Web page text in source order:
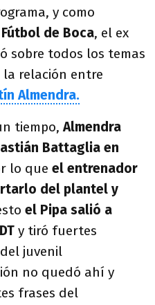
y como
de Boca, el ex
sobre todos los temas
relación entre
Almendra.
tiempo,Almendra
Battaglia en
lo que el entrenador
del plantel y
el Pipa salió a
y tiró fuertes
juvenil
no quedó ahí y
frases del